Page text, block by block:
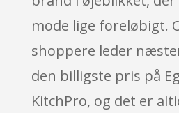
mode lige foreløbigt.
shoppere leder
den billigste pris på
KitchPro, og det er